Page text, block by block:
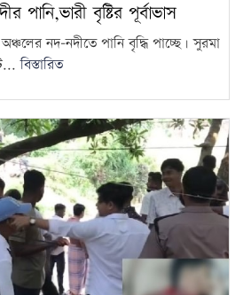
পানি,ভারী বৃষ্টির পূর্বাভাস
নদ-নদীতে পানি বৃদ্ধি পাচ্ছে। সুরমা
বিস্তারিত